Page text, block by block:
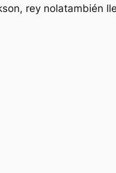
rey nolatambién